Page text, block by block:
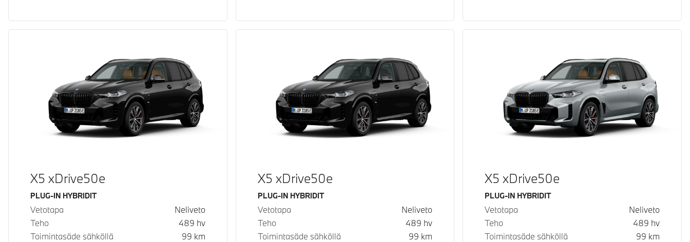
X5 xDrive50e
Käyttövoima
PLUG-IN HYBRIDIT
Vetotapa
Neliveto
Teho
489 hv
Toimintasäde sähköllä
99 km
X5 xDrive50e
Käyttövoima
PLUG-IN HYBRIDIT
Vetotapa
Neliveto
Teho
489 hv
Toimintasäde sähköllä
99 km
X5 xDrive50e
Käyttövoima
PLUG-IN HYBRIDIT
Vetotapa
Neliveto
Teho
489 hv
Toimintasäde sähköllä
99 km